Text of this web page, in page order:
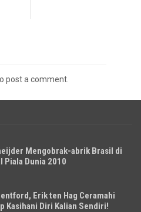
post a comment.
Mengobrak-abrik Brasil di
Piala Dunia 2010
Erik ten Hag Ceramahi
Kasihani Diri Kalian Sendiri!